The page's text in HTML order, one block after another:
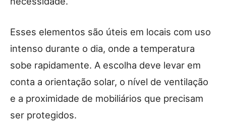
Esses elementos são úteis em locais com uso
intenso durante o dia, onde a temperatura
sobe rapidamente. A escolha deve levar em
conta a orientação solar, o nível de ventilação
e a proximidade de mobiliários que precisam
ser protegidos.